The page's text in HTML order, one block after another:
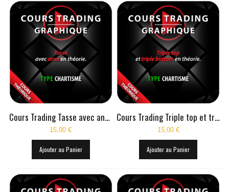
COURS TRADING EUR/USD
VIDÉOS
INFOS PRATIQUES
CONTACT
LIVE RADIO New
Cours Trading Tasse avec anse en théorie
15,00 €
Ajouter au Panier
Cours Trading Triple top et triple bottom en théorie
15,00 €
Ajouter au Panier